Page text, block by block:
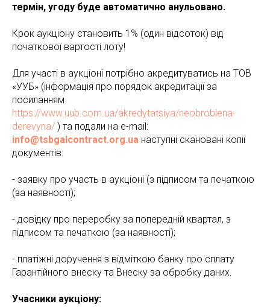
термін, угоду буде автоматично анульовано.
Крок аукціону становить 1% (один відсоток) від
початкової вартості лоту!
Для участі в аукціоні потрібно акредитуватись на ТОВ
«УУБ» (інформація про порядок акредитації за
посиланням
https://www.uub.com.ua/akredytatsiya/neobroblena-
derevyna/ ) та подали на e-mail:
info@tsbgalcontract.org.ua наступні скановані копії
документів:
- заявку про участь в аукціоні (з підписом та печаткою
(за наявності);
- довідку про переробку за попередній квартал, з
підписом та печаткою (за наявності);
- платіжні доручення з відміткою банку про сплату
Гарантійного внеску та Внеску за обробку даних.
Учасники аукціону: